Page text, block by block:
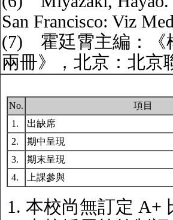
San Francisco: Viz
(7) 霍廷霄主編：《
兩冊》，北京：北京
No.
項目
1.
出缺席
2.
期中呈現
3.
期末呈現
4.
上課參與
本校尚無訂定 A+